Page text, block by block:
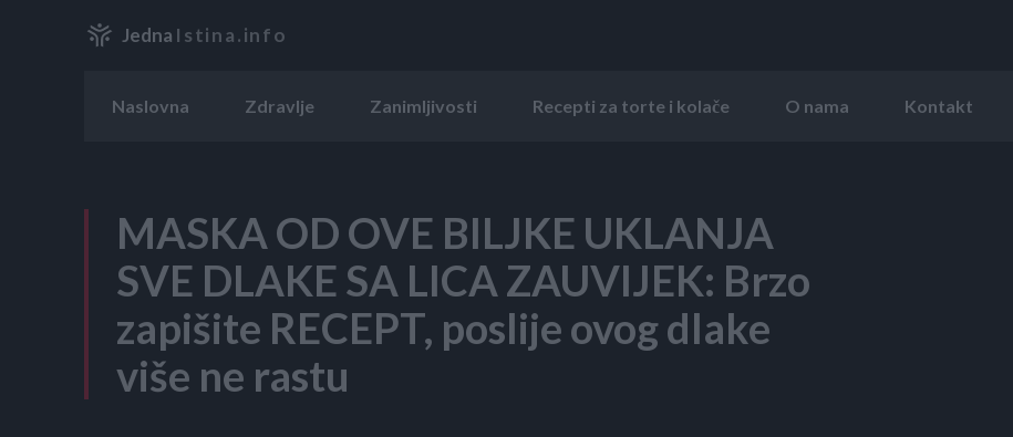
Jedna Istina.info
Naslovna Zdravlje Zanimljivosti Recepti za torte i kolače O nama Kontakt
MASKA OD OVE BILJKE UKLANJA
SVE DLAKE SA LICA ZAUVIJEK: Brzo
zapišite RECEPT, poslije ovog dlake
više ne rastu